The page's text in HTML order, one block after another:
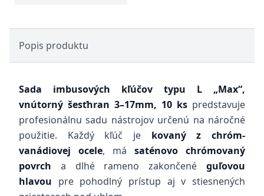
Popis produktu
Sada imbusových kľúčov typu L „Max“,
vnútorný šesťhran 3–17mm, 10 ks predstavuje
profesionálnu sadu nástrojov určenú na náročné
použitie. Každý kľúč je kovaný z chróm-
vanádiovej ocele, má saténovo chrómovaný
povrch a dlhé rameno zakončené guľovou
hlavou pre pohodlný prístup aj v stiesnených